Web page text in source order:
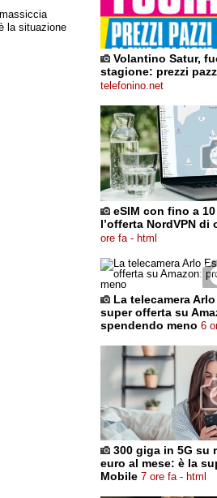
la situazione
Volantino Satur,
stagione: prezzi
telefonino.net
eSIM con fino a
l’offerta NordVPN
ore fa - html
La telecamera
super offerta su
spendendo meno 6
300 giga in 5G su
euro al mese: è la
Mobile 7 ore fa - html